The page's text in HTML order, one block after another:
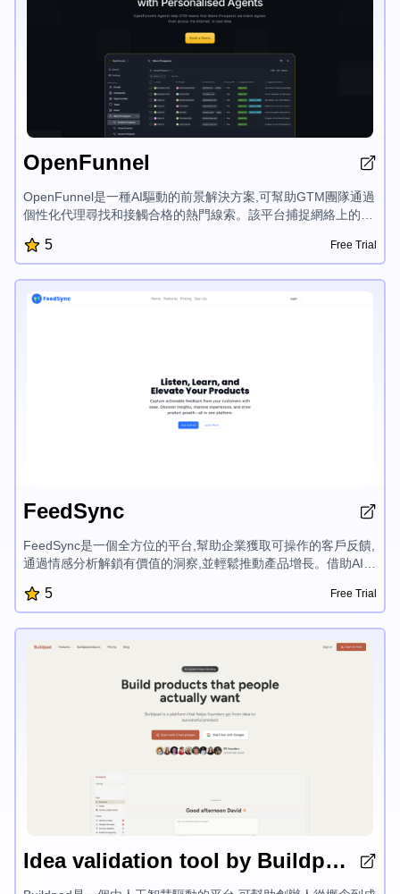
OpenFunnel
OpenFunnel是一種AI驅動的前景解決方案,可幫助GTM團隊通過
個性化代理尋找和接觸合格的熱門線索。該平台捕捉網絡上的實
表。借助無縫的Slack集成、無需設置時間和自我改進的代
理,OpenFunnel賦能企業在合適的時間與潛在客戶建立聯繫,推動
5 Free Trial
FeedSync
FeedSync是一個全方位的平台,幫助企業獲取可操作的客戶反饋,
通過情感分析解鎖有價值的洞察,並輕鬆推動產品增長。借助AI輔
能,FeedSync賦能企業做出數據驅動的決策,提升客戶體驗。
5 Free Trial
Idea validation tool by Buildpad